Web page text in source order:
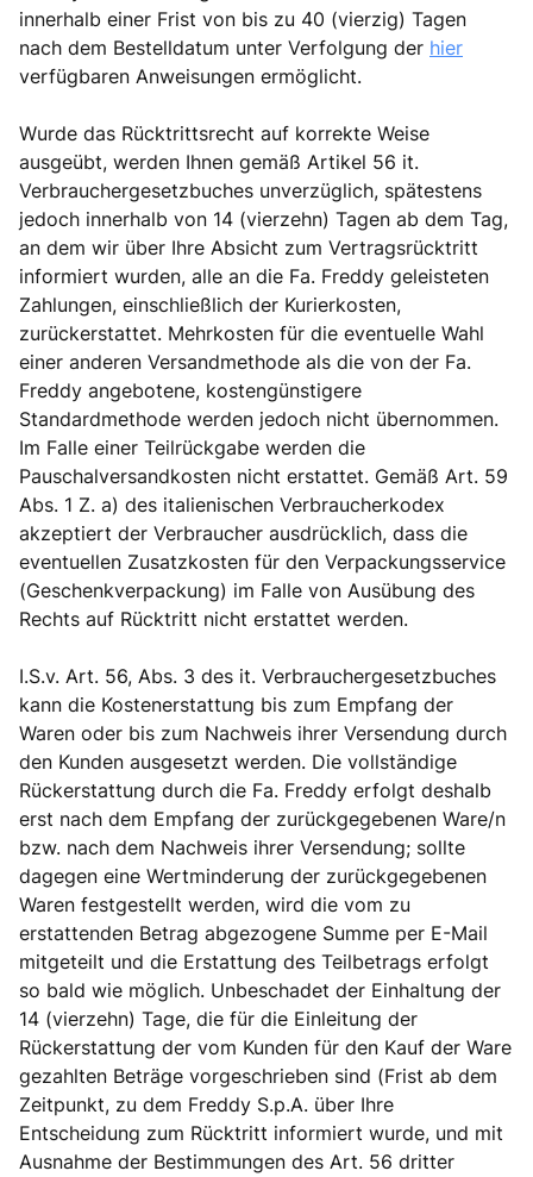
innerhalb einer Frist von bis zu 40 (vierzig) Tagen
nach dem Bestelldatum unter Verfolgung der hier
verfügbaren Anweisungen ermöglicht.
Wurde das Rücktrittsrecht auf korrekte Weise
ausgeübt, werden Ihnen gemäß Artikel 56 it.
Verbrauchergesetzbuches unverzüglich, spätestens
jedoch innerhalb von 14 (vierzehn) Tagen ab dem Tag,
an dem wir über Ihre Absicht zum Vertragsrücktritt
informiert wurden, alle an die Fa. Freddy geleisteten
Zahlungen, einschließlich der Kurierkosten,
zurückerstattet. Mehrkosten für die eventuelle Wahl
einer anderen Versandmethode als die von der Fa.
Freddy angebotene, kostengünstigere
Standardmethode werden jedoch nicht übernommen.
Im Falle einer Teilrückgabe werden die
Pauschalversandkosten nicht erstattet. Gemäß Art. 59
Abs. 1 Z. a) des italienischen Verbraucherkodex
akzeptiert der Verbraucher ausdrücklich, dass die
eventuellen Zusatzkosten für den Verpackungsservice
(Geschenkverpackung) im Falle von Ausübung des
Rechts auf Rücktritt nicht erstattet werden.
I.S.v. Art. 56, Abs. 3 des it. Verbrauchergesetzbuches
kann die Kostenerstattung bis zum Empfang der
Waren oder bis zum Nachweis ihrer Versendung durch
den Kunden ausgesetzt werden. Die vollständige
Rückerstattung durch die Fa. Freddy erfolgt deshalb
erst nach dem Empfang der zurückgegebenen Ware/n
bzw. nach dem Nachweis ihrer Versendung; sollte
dagegen eine Wertminderung der zurückgegebenen
Waren festgestellt werden, wird die vom zu
erstattenden Betrag abgezogene Summe per E-Mail
mitgeteilt und die Erstattung des Teilbetrags erfolgt
so bald wie möglich. Unbeschadet der Einhaltung der
14 (vierzehn) Tage, die für die Einleitung der
Rückerstattung der vom Kunden für den Kauf der Ware
gezahlten Beträge vorgeschrieben sind (Frist ab dem
Zeitpunkt, zu dem Freddy S.p.A. über Ihre
Entscheidung zum Rücktritt informiert wurde, und mit
Ausnahme der Bestimmungen des Art. 56 dritter